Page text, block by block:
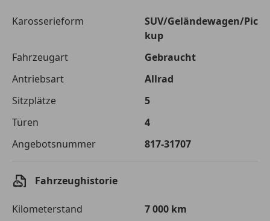
120 Monate
Kreditbetrag
€ 75 000,-
Gesamtbetrag
Einberechnete Gebühren
€ 0,-
Effektivzinsatz
Sollzinssatz
Monatliche Rate € 880,51
Karosserieform
SUV/Geländewagen/Pic
kup
Fahrzeugart
Gebraucht
Antriebsart
Allrad
Sitzplätze
5
Türen
4
Angebotsnummer
817-31707
Fahrzeughistorie
Kilometerstand
7 000 km